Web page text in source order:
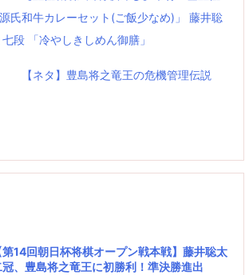
源氏和牛カレーセット(ご飯少なめ)」 藤井聡
七段 「冷やしきしめん御膳」
【ネタ】豊島将之竜王の危機管理伝説
第14回朝日杯将棋オープン戦本戦】藤井聡太
冠、豊島将之竜王に初勝利！準決勝進出